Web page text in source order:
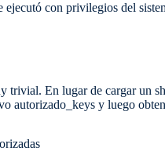
con privilegios del
trivial. En lugar de cargar un
autorizado_keys y luego